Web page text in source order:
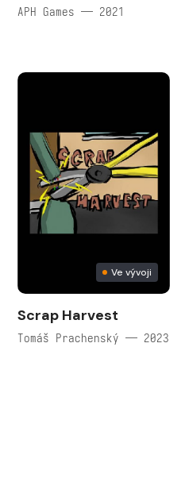
APH Games — 2021
Ve vývoji
Scrap Harvest
Tomáš Prachenský — 2023